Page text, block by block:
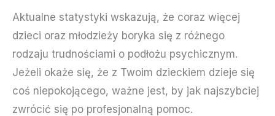
Aktualne statystyki wskazują, że coraz więcej
dzieci oraz młodzieży boryka się z różnego
rodzaju trudnościami o podłożu psychicznym.
Jeżeli okaże się, że z Twoim dzieckiem dzieje się
coś niepokojącego, ważne jest, by jak najszybciej
zwrócić się po profesjonalną pomoc.